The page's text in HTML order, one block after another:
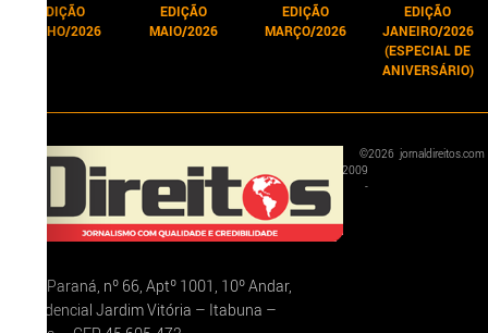
EDIÇÃO
JUNHO/2026
EDIÇÃO
MAIO/2026
EDIÇÃO
MARÇO/2026
EDIÇÃO
JANEIRO/2026
(ESPECIAL DE
ANIVERSÁRIO)
Rua Paraná, nº 66, Aptº 1001, 10º Andar,
Residencial Jardim Vitória – Itabuna –
©
2009
-
2026 jornaldireitos.com